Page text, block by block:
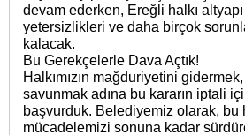
devam ederken, Ereğli halkı
yetersizlikleri ve daha birçok
kalacak.
Bu Gerekçelerle Dava Açtık!
Halkımızın mağduriyetini
savunmak adına bu kararın iptali
başvurduk. Belediyemiz olarak, bu
mücadelemizi sonuna kadar